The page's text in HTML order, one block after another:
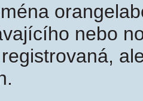
nebo